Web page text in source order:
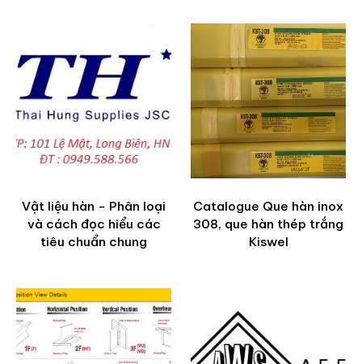
Vật liệu hàn - Phân loại
và cách đọc hiểu các
tiêu chuẩn chung
Catalogue Que hàn inox
308, que hàn thép trắng
Kiswel